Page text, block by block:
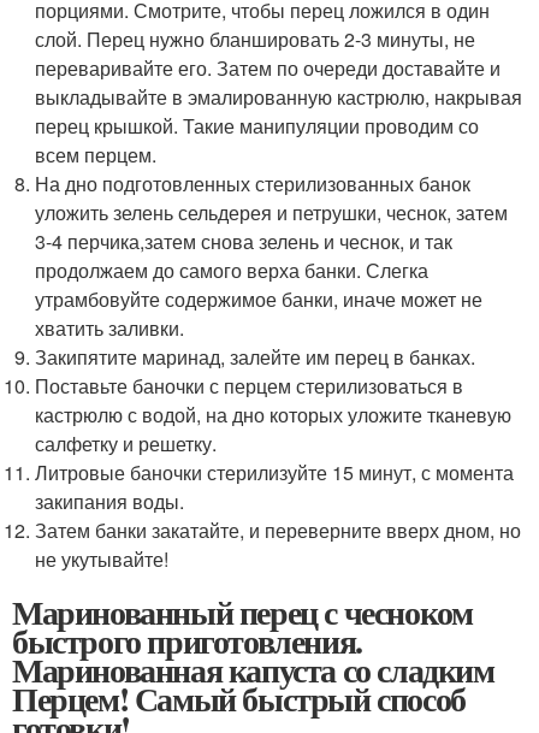
порциями. Смотрите, чтобы перец ложился в один
слой. Перец нужно бланшировать 2-3 минуты, не
переваривайте его. Затем по очереди доставайте и
выкладывайте в эмалированную кастрюлю, накрывая
перец крышкой. Такие манипуляции проводим со
всем перцем.
На дно подготовленных стерилизованных банок
уложить зелень сельдерея и петрушки, чеснок, затем
3-4 перчика,затем снова зелень и чеснок, и так
продолжаем до самого верха банки. Слегка
утрамбовуйте содержимое банки, иначе может не
хватить заливки.
Закипятите маринад, залейте им перец в банках.
Поставьте баночки с перцем стерилизоваться в
кастрюлю с водой, на дно которых уложите тканевую
салфетку и решетку.
Литровые баночки стерилизуйте 15 минут, с момента
закипания воды.
Затем банки закатайте, и переверните вверх дном, но
не укутывайте!
Маринованный перец с чесноком
быстрого приготовления.
Маринованная капуста со сладким
Перцем! Самый быстрый способ